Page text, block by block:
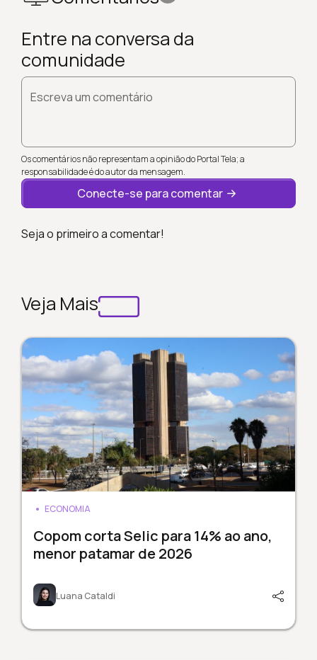
Entre na conversa da
comunidade
Escreva um comentário
Os comentários não representam a opinião do Portal Tela; a
responsabilidade é do autor da mensagem.
Conecte-se para comentar
Seja o primeiro a comentar!
Veja Mais
ECONOMIA
Copom corta Selic para 14% ao ano,
menor patamar de 2026
Luana Cataldi